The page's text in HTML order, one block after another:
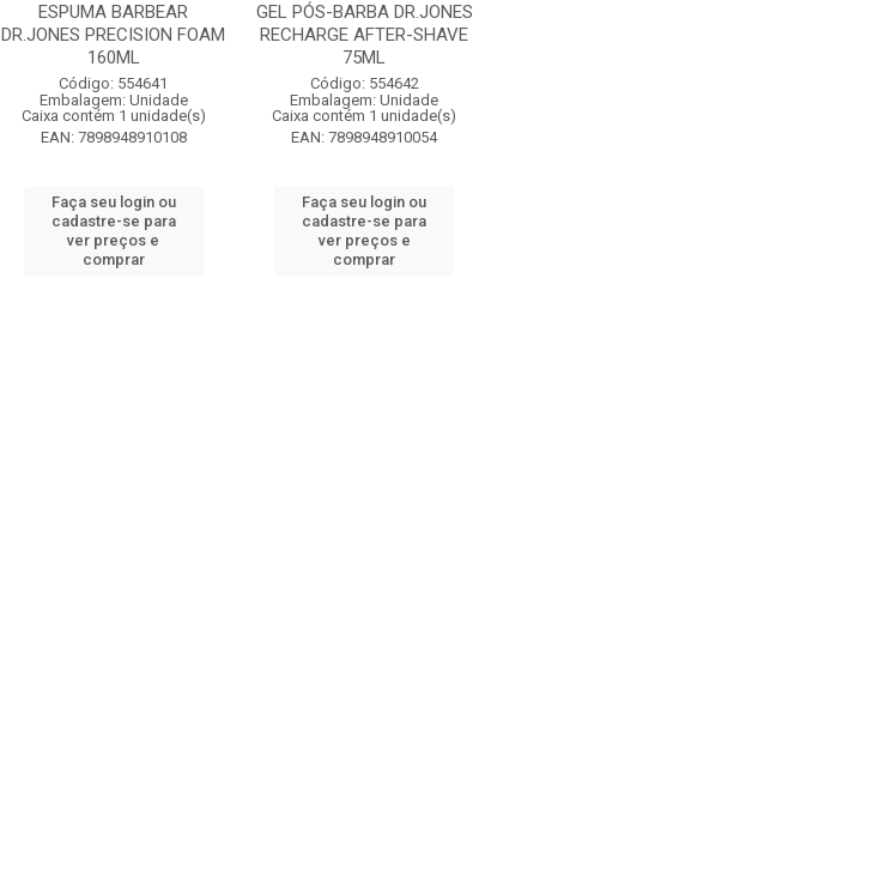
ESPUMA BARBEAR
DR.JONES PRECISION FOAM
160ML
Código: 554641
Embalagem: Unidade
Caixa contém 1 unidade(s)
EAN: 7898948910108
Faça seu login ou
cadastre-se para
ver preços e
comprar
GEL PÓS-BARBA DR.JONES
RECHARGE AFTER-SHAVE
75ML
Código: 554642
Embalagem: Unidade
Caixa contém 1 unidade(s)
EAN: 7898948910054
Faça seu login ou
cadastre-se para
ver preços e
comprar